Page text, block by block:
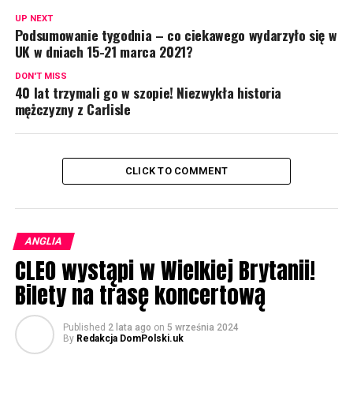
UP NEXT
Podsumowanie tygodnia – co ciekawego wydarzyło się w
UK w dniach 15-21 marca 2021?
DON'T MISS
40 lat trzymali go w szopie! Niezwykła historia
mężczyzny z Carlisle
CLICK TO COMMENT
ANGLIA
CLEO wystąpi w Wielkiej Brytanii!
Bilety na trasę koncertową
Published 2 lata ago on 5 września 2024
By Redakcja DomPolski.uk